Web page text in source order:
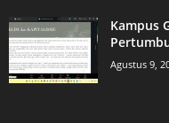
Kampus
Agustus 9,